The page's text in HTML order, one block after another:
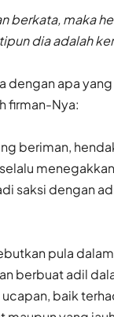
berkata, maka
dia adalah
dengan apa
firman-Nya:
beriman,
saksi dengan
pula
berbuat adil
baik